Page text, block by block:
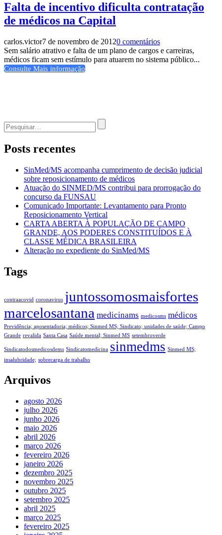
Falta de incentivo dificulta contratação
de médicos na Capital
carlos.victor7 de novembro de 20120 comentários
Sem salário atrativo e falta de um plano de cargos e carreiras,
médicos ficam sem estímulo para atuarem no sistema público...
Consulte Mais informação
Procurar
por:
Posts recentes
SinMed/MS acompanha cumprimento de decisão judicial
sobre reposicionamento de médicos
Atuação do SINMED/MS contribui para prorrogação do
concurso da FUNSAU
Comunicado Importante: Levantamento para Pronto
Reposicionamento Vertical
CARTA ABERTA À POPULAÇÃO DE CAMPO
GRANDE, AOS PODERES CONSTITUÍDOS E À
CLASSE MÉDICA BRASILEIRA
Alteração no expediente do SinMed/MS
Tags
contraacovid coronavirus juntossomosmaisfortes
marcelosantana medicinams medicosms médicos
Previdência; aposentadoria; médicos; Sinmed MS; Sindicato; unidades de saúde; Campo
Grande revalida Santa Casa Saúde mental; Sinmed MS setembroverde
Sindicatodosmedicosdems Sindicatomedicina sinmedms Sinmed MS;
insalubridade; sobrecarga de trabalho
Arquivos
agosto 2026
julho 2026
junho 2026
maio 2026
abril 2026
março 2026
fevereiro 2026
janeiro 2026
dezembro 2025
novembro 2025
outubro 2025
setembro 2025
abril 2025
março 2025
fevereiro 2025